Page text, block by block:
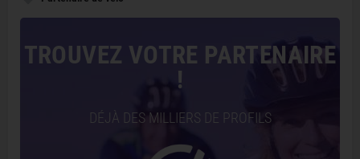
TROUVEZ VOTRE PARTENAIRE
!
DÉJÀ DES MILLIERS DE PROFILS